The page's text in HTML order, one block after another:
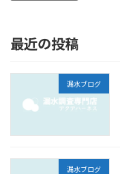
最近の投稿
漏水ブログ
漏水ブログ